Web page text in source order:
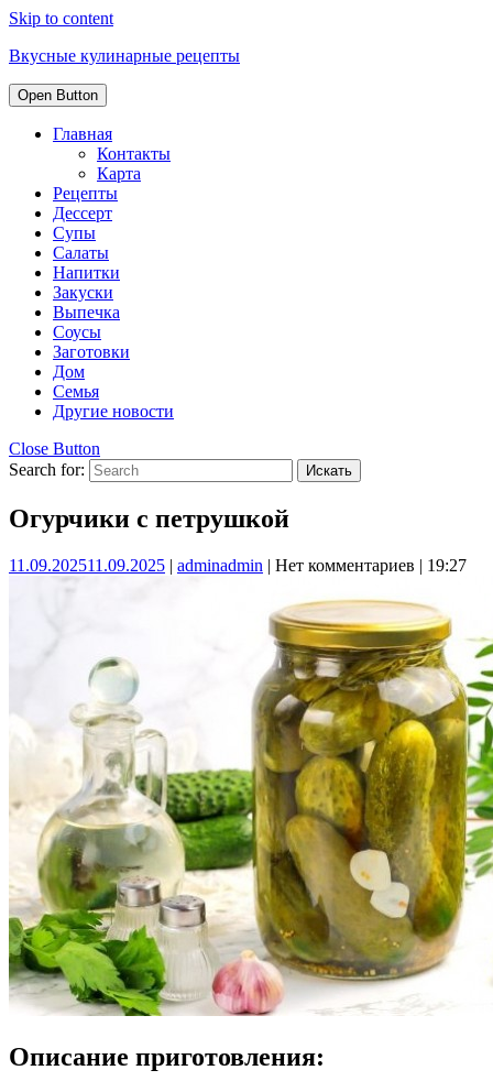
Skip to content
Вкусные кулинарные рецепты
Open Button
Главная
Контакты
Карта
Рецепты
Дессерт
Супы
Салаты
Напитки
Закуски
Выпечка
Соусы
Заготовки
Дом
Семья
Другие новости
Close Button
Search for:
Огурчики с петрушкой
11.09.202511.09.2025 | adminadmin | Нет комментариев | 19:27
Описание приготовления: